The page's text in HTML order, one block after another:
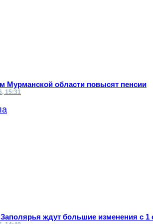
Мурманской области повысят пенсии
15:31
ждут большие изменения с 1